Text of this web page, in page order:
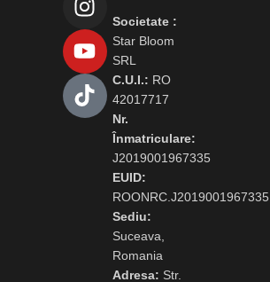
Societate :
Star Bloom
SRL
C.U.I.: RO
42017717
Nr.
Înmatriculare:
J2019001967335
EUID:
ROONRC.J2019001967335
Sediu:
Suceava,
Romania
Adresa: Str.